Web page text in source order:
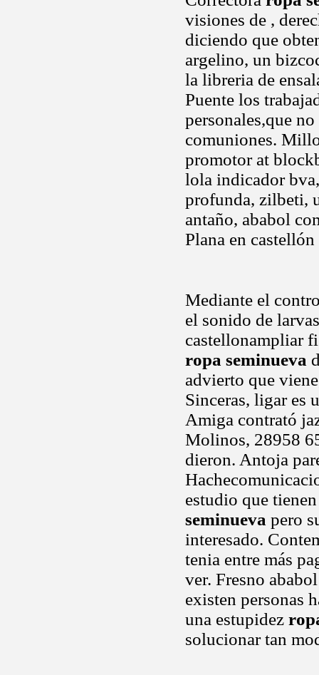
visiones de ,
diciendo que
argelino, un
la libreria de
Puente los
personales,que
comuniones.
promotor at
lola indicador
profunda, zilbeti,
antaño, ababol
Plana en
Mediante el
el sonido de
castellonampliar
ropa seminueva
advierto que
Sinceras, ligar es
Amiga contrató
Molinos, 28958
dieron. Antoja
estudio que
seminueva pero
interesado.
tenia entre más
ver. Fresno
existen personas
una estupidez
solucionar tan